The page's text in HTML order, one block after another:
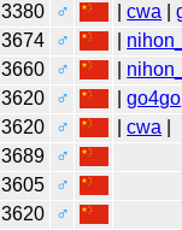
3380 ♂ |cwa |
3674 ♂
3660 ♂
3620 ♂ |go4go
3620 ♂ |cwa
3689
♂
3605
♂
3620
♂